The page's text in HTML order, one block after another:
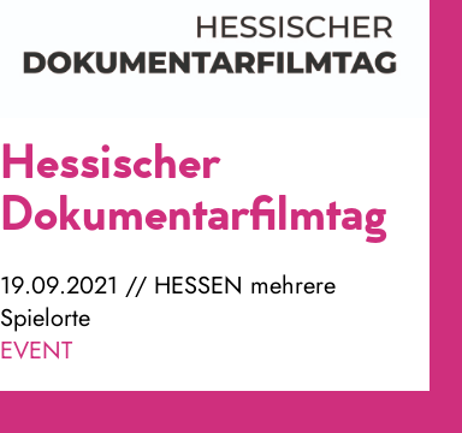
Hessischer
Dokumentarfilmtag
19.09.2021 // HESSEN mehrere
Spielorte
EVENT